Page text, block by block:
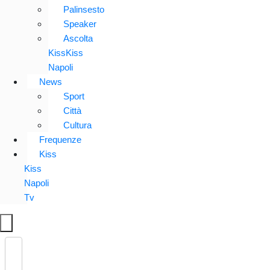
Palinsesto
Speaker
Ascolta
KissKiss
Napoli
News
Sport
Città
Cultura
Frequenze
Kiss
Kiss
Napoli
Tv